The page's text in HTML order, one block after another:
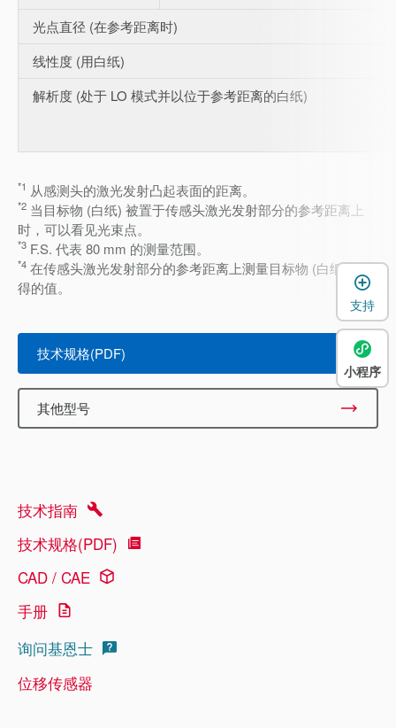
光点直径 (在参考距离时)
线性度 (用白纸)
解析度 (处于 LO 模式并以位于参考距离的白纸)
*1 从感测头的激光发射凸起表面的距离。
*2 当目标物 (白纸) 被置于传感头激光发射部分的参考距离上
时，可以看见光束点。
*3 F.S. 代表 80 mm 的测量范围。
*4 在传感头激光发射部分的参考距离上测量目标物 (白纸) 所获
得的值。
技术规格(PDF)
其他型号
技术指南
技术规格(PDF)
CAD / CAE
手册
询问基恩士
位移传感器
支持
小程序